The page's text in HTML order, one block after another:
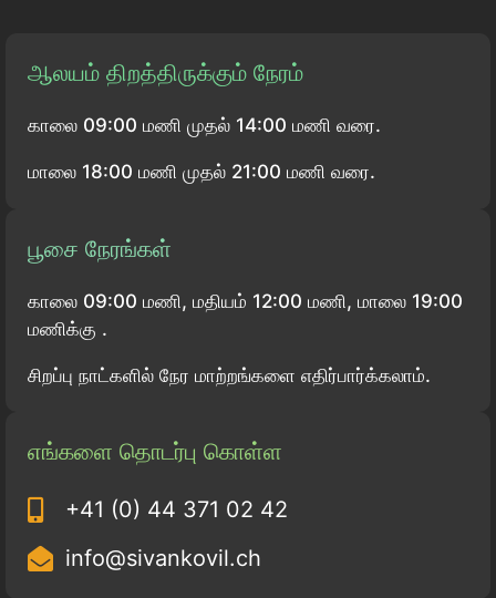
ஆலயம் திறத்திருக்கும் நேரம்
காலை 09:00 மணி முதல் 14:00 மணி வரை.
மாலை 18:00 மணி முதல் 21:00 மணி வரை.
பூசை நேரங்கள்
காலை 09:00 மணி, மதியம் 12:00 மணி, மாலை 19:00
மணிக்கு .
சிறப்பு நாட்களில் நேர மாற்றங்களை எதிர்பார்க்கலாம்.
எங்களை தொடர்பு கொள்ள
+41 (0) 44 371 02 42
info@sivankovil.ch